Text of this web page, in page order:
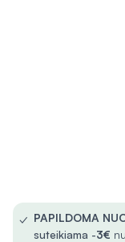
✓ PAPILDOMA
suteikiama -3€